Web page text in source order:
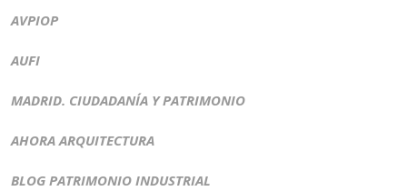
AVPIOP
AUFI
MADRID. CIUDADANÍA Y PATRIMONIO
AHORA ARQUITECTURA
BLOG PATRIMONIO INDUSTRIAL